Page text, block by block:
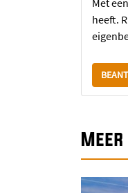
heeft.
Meer